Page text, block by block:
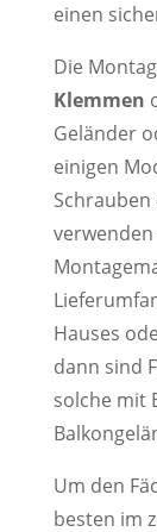
einen
Die
Klemmen
Geländer
einigen
Hauses
dann sind
solche mit
Um den
besten im